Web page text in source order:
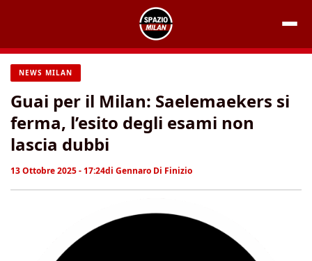
contenuto
NEWS MILAN
Guai per il Milan: Saelemaekers si
ferma, l’esito degli esami non
lascia dubbi
13 Ottobre 2025 - 17:24di Gennaro Di Finizio